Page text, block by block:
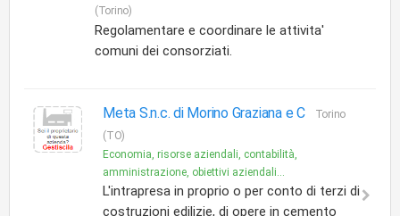
(Torino)
Regolamentare e coordinare le attivita'
comuni dei consorziati.
Meta S.n.c. di Morino Graziana e C
Torino
(TO)
Economia, risorse aziendali, contabilità,
amministrazione, obiettivi aziendali...
L'intrapresa in proprio o per conto di terzi di
costruzioni edilizie, di opere in cemento